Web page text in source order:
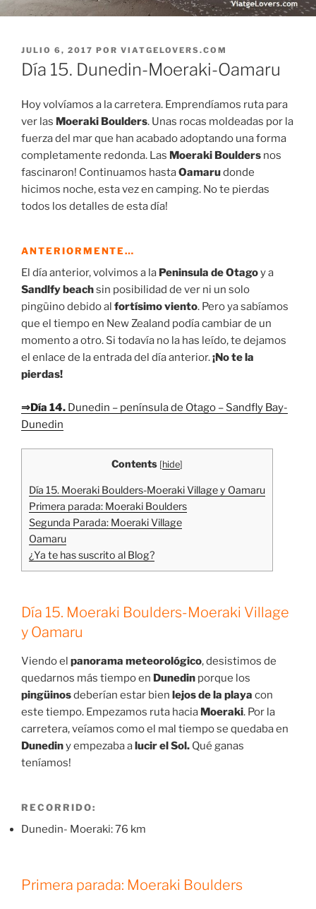
PUBLICADO
EL
JULIO 6, 2017 POR VIATGELOVERS.COM
Día 15. Dunedin-Moeraki-Oamaru
Hoy volvíamos a la carretera. Emprendíamos ruta para
ver las Moeraki Boulders. Unas rocas moldeadas por la
fuerza del mar que han acabado adoptando una forma
completamente redonda. Las Moeraki Boulders nos
fascinaron! Continuamos hastaOamarudonde
hicimos noche, esta vez en camping. No te pierdas
todos los detalles de esta día!
ANTERIORMENTE…
El día anterior, volvimos a la Peninsula de Otagoy a
Sandlfy beachsin posibilidad de ver ni un solo
pingüino debido al fortísimo viento. Pero ya sabíamos
que el tiempo en New Zealand podía cambiar de un
momento a otro. Si todavía no la has leído, te dejamos
el enlace de la entrada del día anterior.¡No te la
pierdas!
⇒Día 14. Dunedin – península de Otago – Sandfly Bay-
Dunedin
Contents [hide]
Día 15. Moeraki Boulders-Moeraki Village y Oamaru
Primera parada: Moeraki Boulders
Segunda Parada: Moeraki Village
Oamaru
¿Ya te has suscrito al Blog?
Día 15. Moeraki Boulders-Moeraki Village
y Oamaru
Viendo el panorama meteorológico, desistimos de
quedarnos más tiempo en Dunedin porque los
pingüinosdeberían estar bien lejos de la playa con
este tiempo. Empezamos ruta hacia Moeraki. Por la
carretera, veíamos como el mal tiempo se quedaba en
Dunediny empezaba alucir el Sol. Qué ganas
teníamos!
RECORRIDO:
Dunedin- Moeraki: 76 km
Primera parada: Moeraki Boulders